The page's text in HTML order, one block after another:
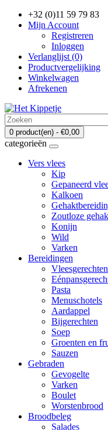
+32 (0)11 59 79 83
Mijn Account
Registreren
Inloggen
Verlanglijst (0)
Productvergelijking
Winkelwagen
Afrekenen
0 product(en) - €0,00
categorieën
Vers vlees
Kip
Gepaneerd
Kalkoen
Zoutloze
Konijn
Wild
Varken
Bereidingen
Vleesgerechten
Pasta
Menuschotels
Aardappel
Bijgerechten
Soep
Groenten en
Sauzen
Gebraden
Gevogelte
Varken
Boulet
Worstenbrood
Broodbeleg
Salades